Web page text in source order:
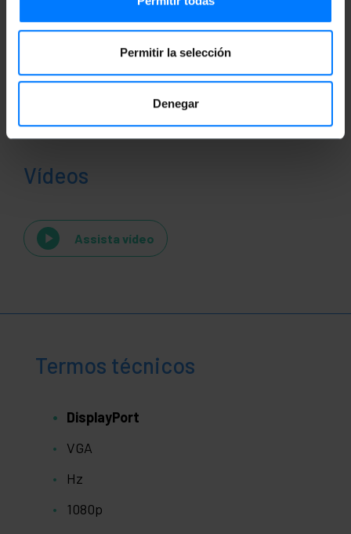
Permitir la selección
Denegar
Vídeos
Assista vídeo
Termos técnicos
DisplayPort
VGA
Hz
1080p